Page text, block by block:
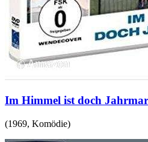
Im Himmel ist doch
(1969, Komödie)